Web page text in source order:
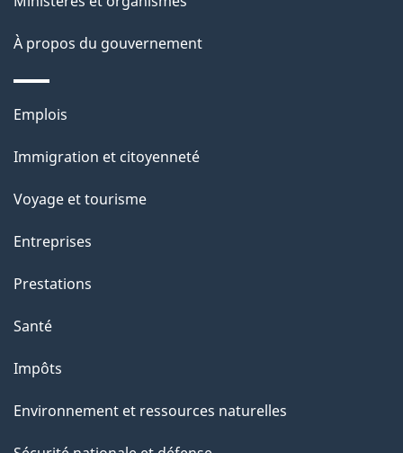
g
e
t
i
o
n
s
u
r
c
t
e
p
a
À propos du gouvernement
Thèmes
sujets
Emplois
Immigration et citoyenneté
Voyage et tourisme
Entreprises
Prestations
Santé
Impôts
Environnement et ressources naturelles